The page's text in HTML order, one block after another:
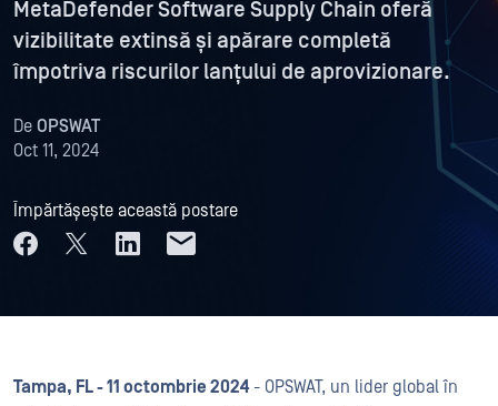
MetaDefender Software Supply Chain oferă
vizibilitate extinsă și apărare completă
împotriva riscurilor lanțului de aprovizionare.
De OPSWAT
Oct 11, 2024
Împărtășește această postare
Tampa, FL - 11 octombrie 2024 - OPSWAT, un lider global în